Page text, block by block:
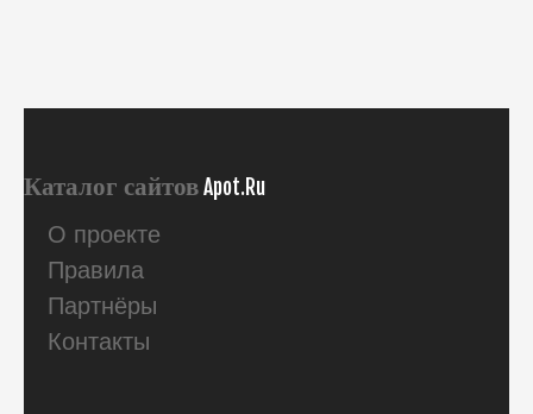
Каталог сайтовApot.Ru
О проекте
Правила
Партнёры
Контакты